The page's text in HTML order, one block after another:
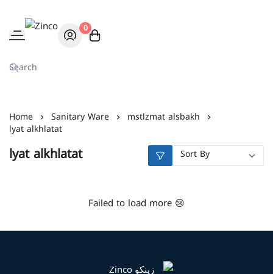
Zinco
0
Home Sanitary Ware mstlzmat alsbakh
lyat alkhlatat
lyat alkhlatat
Failed to load more 😢